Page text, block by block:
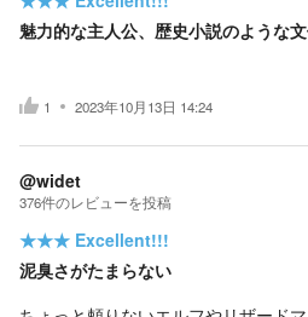
魅力的な主人公、歴史小説のような
1 2023年10月13日 14:24
@widet
376件のレビューを投稿
★★★ Excellent!!!
泥臭さがたまらない